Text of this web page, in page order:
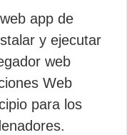
app de
y ejecutar
web
Web
para los